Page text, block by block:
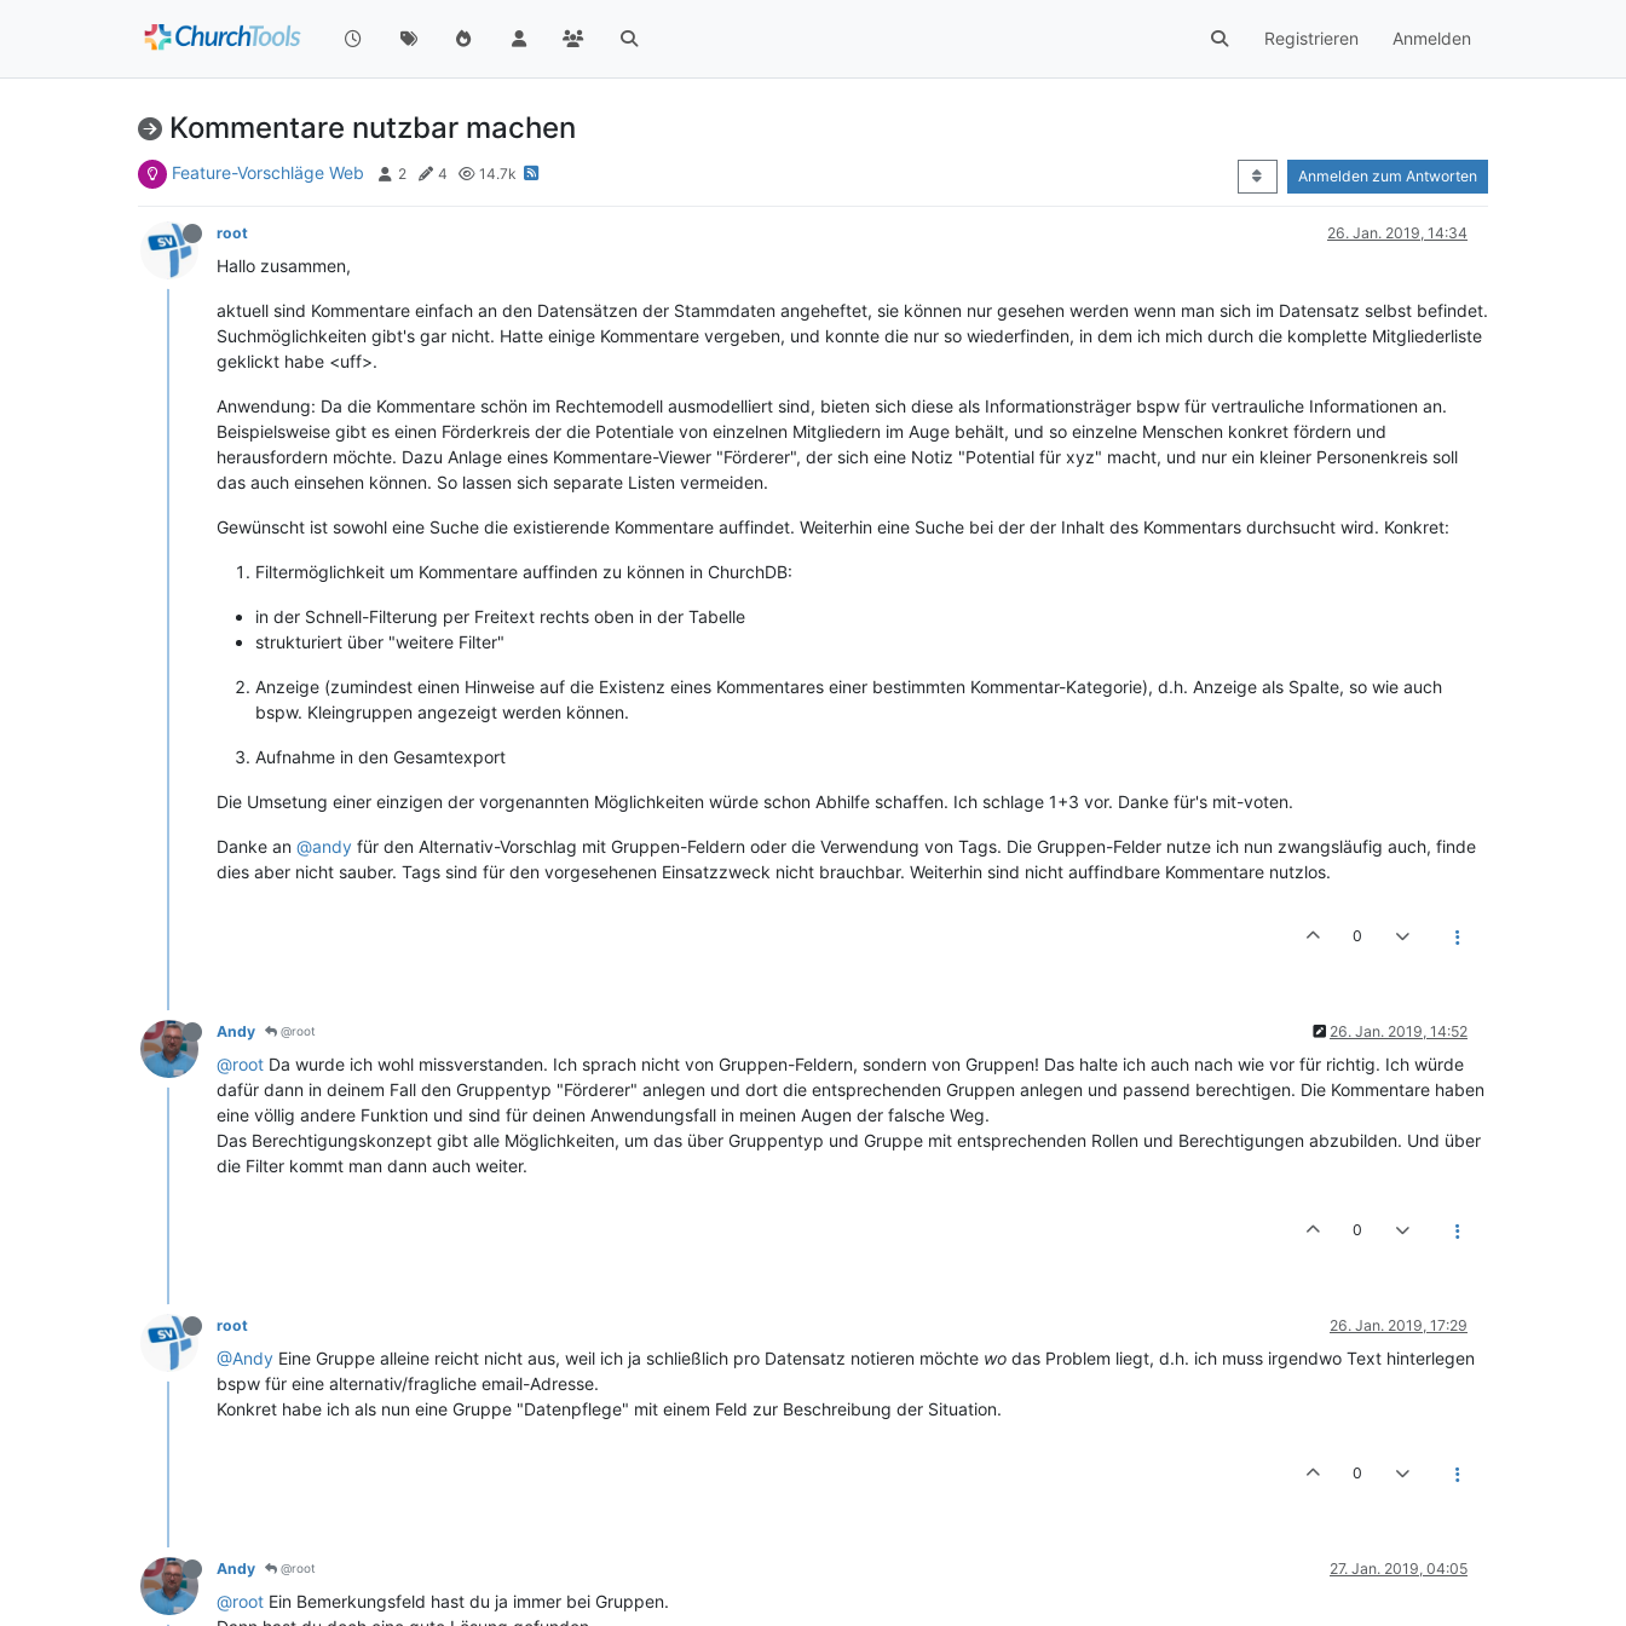
Registrieren Anmelden
Kommentare nutzbar machen
Feature-Vorschläge Web 2 4 14.7k Anmelden zum Antworten
root 26. Jan. 2019, 14:34
Hallo zusammen,
aktuell sind Kommentare einfach an den Datensätzen der Stammdaten angeheftet, sie können nur gesehen werden wenn man sich im Datensatz selbst befindet.
Suchmöglichkeiten gibt's gar nicht. Hatte einige Kommentare vergeben, und konnte die nur so wiederfinden, in dem ich mich durch die komplette Mitgliederliste
geklickt habe <uff>.
Anwendung: Da die Kommentare schön im Rechtemodell ausmodelliert sind, bieten sich diese als Informationsträger bspw für vertrauliche Informationen an.
Beispielsweise gibt es einen Förderkreis der die Potentiale von einzelnen Mitgliedern im Auge behält, und so einzelne Menschen konkret fördern und
herausfordern möchte. Dazu Anlage eines Kommentare-Viewer "Förderer", der sich eine Notiz "Potential für xyz" macht, und nur ein kleiner Personenkreis soll
das auch einsehen können. So lassen sich separate Listen vermeiden.
Gewünscht ist sowohl eine Suche die existierende Kommentare auffindet. Weiterhin eine Suche bei der der Inhalt des Kommentars durchsucht wird. Konkret:
Filtermöglichkeit um Kommentare auffinden zu können in ChurchDB:
in der Schnell-Filterung per Freitext rechts oben in der Tabelle
strukturiert über "weitere Filter"
Anzeige (zumindest einen Hinweise auf die Existenz eines Kommentares einer bestimmten Kommentar-Kategorie), d.h. Anzeige als Spalte, so wie auch
bspw. Kleingruppen angezeigt werden können.
Aufnahme in den Gesamtexport
Die Umsetung einer einzigen der vorgenannten Möglichkeiten würde schon Abhilfe schaffen. Ich schlage 1+3 vor. Danke für's mit-voten.
Danke an @andy für den Alternativ-Vorschlag mit Gruppen-Feldern oder die Verwendung von Tags. Die Gruppen-Felder nutze ich nun zwangsläufig auch, finde
dies aber nicht sauber. Tags sind für den vorgesehenen Einsatzzweck nicht brauchbar. Weiterhin sind nicht auffindbare Kommentare nutzlos.
0
Andy @root 26. Jan. 2019, 14:52
@root Da wurde ich wohl missverstanden. Ich sprach nicht von Gruppen-Feldern, sondern von Gruppen! Das halte ich auch nach wie vor für richtig. Ich würde
dafür dann in deinem Fall den Gruppentyp "Förderer" anlegen und dort die entsprechenden Gruppen anlegen und passend berechtigen. Die Kommentare haben
eine völlig andere Funktion und sind für deinen Anwendungsfall in meinen Augen der falsche Weg.
Das Berechtigungskonzept gibt alle Möglichkeiten, um das über Gruppentyp und Gruppe mit entsprechenden Rollen und Berechtigungen abzubilden. Und über
die Filter kommt man dann auch weiter.
0
root 26. Jan. 2019, 17:29
@Andy Eine Gruppe alleine reicht nicht aus, weil ich ja schließlich pro Datensatz notieren möchte wo das Problem liegt, d.h. ich muss irgendwo Text hinterlegen
bspw für eine alternativ/fragliche email-Adresse.
Konkret habe ich als nun eine Gruppe "Datenpflege" mit einem Feld zur Beschreibung der Situation.
0
Andy @root 27. Jan. 2019, 04:05
@root Ein Bemerkungsfeld hast du ja immer bei Gruppen.